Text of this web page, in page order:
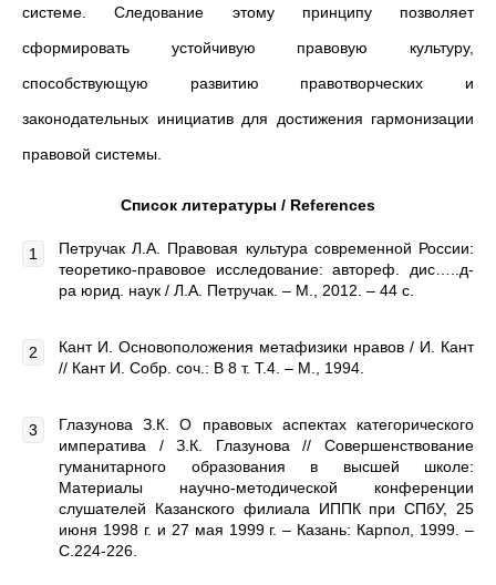
системе. Следование этому принципу позволяет
сформировать устойчивую правовую культуру,
способствующую развитию правотворческих и
законодательных инициатив для достижения гармонизации
правовой системы.
Список литературы / References
Петручак Л.А. Правовая культура современной России:
теоретико-правовое исследование: автореф. дис…..д-
ра юрид. наук / Л.А. Петручак. – М., 2012. – 44 с.
Кант И. Основоположения метафизики нравов / И. Кант
// Кант И. Собр. соч.: В 8 т. Т.4. – М., 1994.
Глазунова З.К. О правовых аспектах категорического
императива / З.К. Глазунова // Совершенствование
гуманитарного образования в высшей школе:
Материалы научно-методической конференции
слушателей Казанского филиала ИППК при СПбУ, 25
июня 1998 г. и 27 мая 1999 г. – Казань: Карпол, 1999. –
С.224-226.